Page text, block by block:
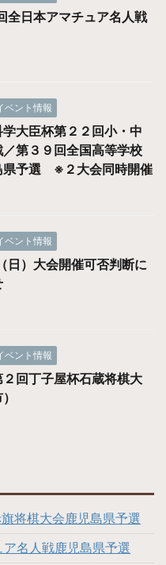
全日本アマチュア名人戦
ベント情報
学大臣杯第２２回小・中
第３９回全国高等学校
予選 ※２大会同時開催
ベント情報
日）大会開催可否判断に
ベント情報
２回丁子屋杯石蔵将棋大
将棋大会鹿児島県予選
ア名人戦鹿児島県予選